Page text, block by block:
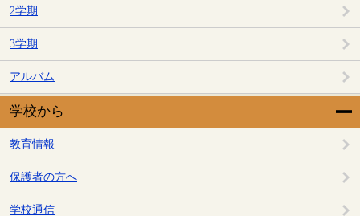
2学期
3学期
アルバム
学校から
教育情報
保護者の方へ
学校通信